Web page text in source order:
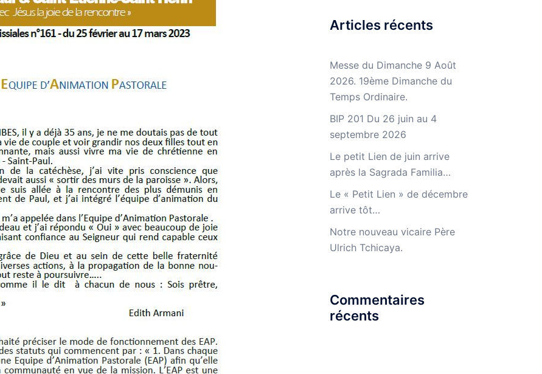
Articles récents
Messe du Dimanche 9 Août
2026. 19ème Dimanche du
Temps Ordinaire.
BIP 201 Du 26 juin au 4
septembre 2026
Le petit Lien de juin arrive
après la Sagrada Familia…
Le « Petit Lien » de décembre
arrive tôt…
Notre nouveau vicaire Père
Ulrich Tchicaya.
Commentaires
récents